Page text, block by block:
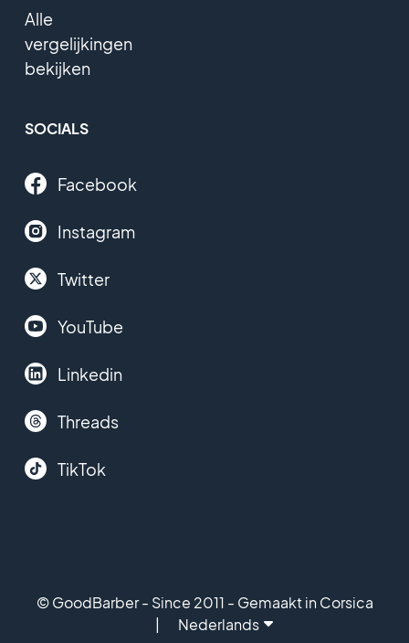
Alle
vergelijkingen
bekijken
SOCIALS
Facebook
Instagram
Twitter
YouTube
Linkedin
Threads
TikTok
© GoodBarber - Since 2011 - Gemaakt in Corsica
Nederlands